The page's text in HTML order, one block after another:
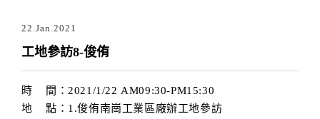
22.Jan.2021
工地參訪8-俊侑
時 間：2021/1/22 AM09:30-PM15:30
地 點：1.俊侑南崗工業區廠辦工地參訪